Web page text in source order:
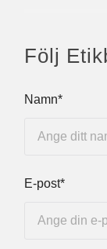
Följ
Namn*
E-post*